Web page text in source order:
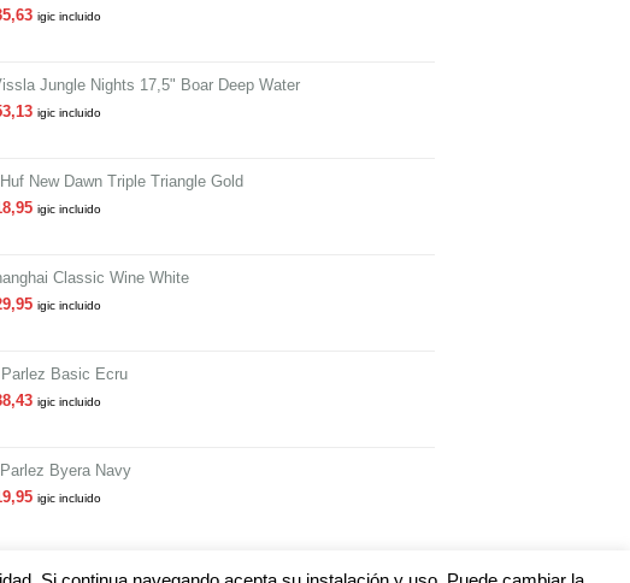
igic incluido
Jungle Nights 17,5" Boar Deep Water
igic incluido
New Dawn Triple Triangle Gold
igic incluido
Classic Wine White
igic incluido
Basic Ecru
igic incluido
Byera Navy
igic incluido